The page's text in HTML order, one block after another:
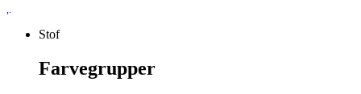
Stof
Farvegrupper